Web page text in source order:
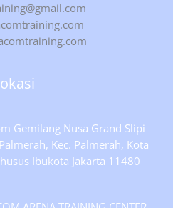
Gemilang Nusa Grand Slipi
Kec. Palmerah, Kota
Ibukota Jakarta 11480